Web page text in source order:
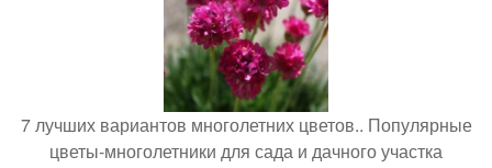
7 лучших вариантов многолетних цветов.. Популярные
цветы-многолетники для сада и дачного участка